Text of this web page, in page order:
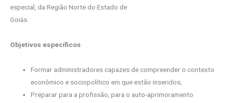
especial, da Região Norte do Estado de
Goiás.
Objetivos específicos
Formar administradores capazes de compreender o contexto
econômico e sociopolítico em que estão inseridos;
Preparar para a profissão, para o auto-aprimoramento